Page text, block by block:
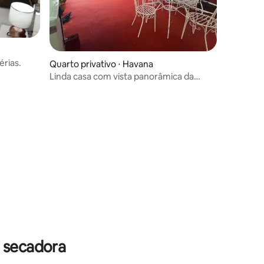
Quarto privativo ⋅ Havana
Linda casa com vista panorâmica da